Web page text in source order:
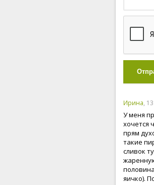
Ирина,
У меня
хочется
прям
такие
сливок
яичко).